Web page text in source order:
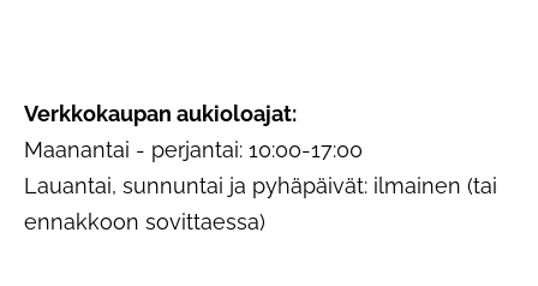
Verkkokaupan aukioloajat:
Maanantai - perjantai: 10:00-17:00
Lauantai, sunnuntai ja pyhäpäivät: ilmainen (tai
ennakkoon sovittaessa)